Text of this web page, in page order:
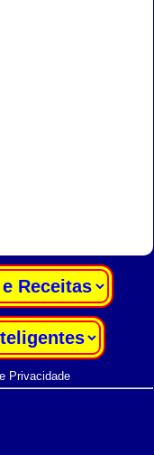
Privacidade